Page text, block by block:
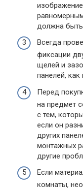
должна быть
Всегда
фиксации
щелей и
панелей, как
Перед
на предмет
с тем,
если он
других
монтажных
другие
Если
комнаты,